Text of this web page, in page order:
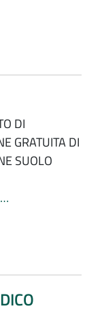
DI
GRATUITA DI
SUOLO